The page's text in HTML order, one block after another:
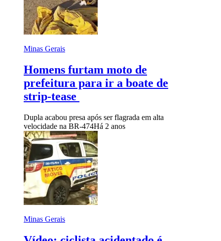
Minas Gerais
Homens furtam moto de
prefeitura para ir a boate de
strip-tease
Dupla acabou presa após ser flagrada em alta
velocidade na BR-474Há 2 anos
Minas Gerais